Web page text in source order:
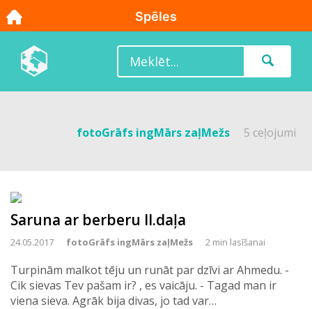
fotoGrāfs ingMārs zaļMežs 5 ceļojumi
Saruna ar berberu II.daļa
24.05.2017 fotoGrāfs ingMārs zaļMežs 2 min lasīšanai
Turpinām malkot tēju un runāt par dzīvi ar Ahmedu. -
Cik sievas Tev pašam ir? , es vaicāju. - Tagad man ir
viena sieva. Agrāk bija divas, jo tad var…